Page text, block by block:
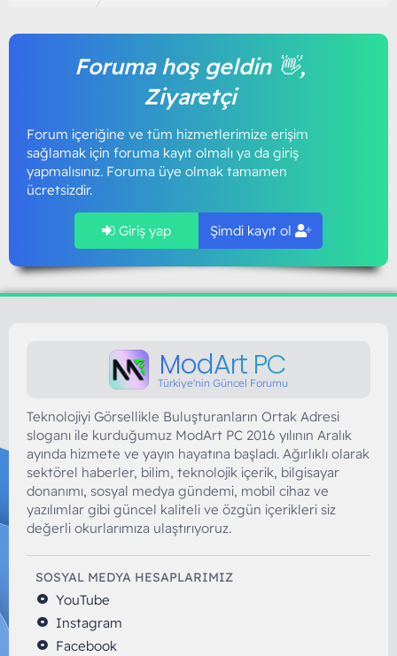
Foruma hoş geldin 👋,
Ziyaretçi
Forum içeriğine ve tüm hizmetlerimize erişim
sağlamak için foruma kayıt olmalı ya da giriş
yapmalısınız. Foruma üye olmak tamamen
ücretsizdir.
Giriş yap Şimdi kayıt ol
ModArt PC
Türkiye'nin Güncel Forumu
Teknolojiyi Görsellikle Buluşturanların Ortak Adresi
sloganı ile kurduğumuz ModArt PC 2016 yılının Aralık
ayında hizmete ve yayın hayatına başladı. Ağırlıklı olarak
sektörel haberler, bilim, teknolojik içerik, bilgisayar
donanımı, sosyal medya gündemi, mobil cihaz ve
yazılımlar gibi güncel kaliteli ve özgün içerikleri siz
değerli okurlarımıza ulaştırıyoruz.
SOSYAL MEDYA HESAPLARIMIZ
YouTube
Instagram
Facebook